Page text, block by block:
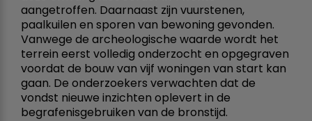
aangetroffen. Daarnaast zijn vuurstenen,
paalkuilen en sporen van bewoning gevonden.
Vanwege de archeologische waarde wordt het
terrein eerst volledig onderzocht en opgegraven
voordat de bouw van vijf woningen van start kan
gaan. De onderzoekers verwachten dat de
vondst nieuwe inzichten oplevert in de
begrafenisgebruiken van de bronstijd.